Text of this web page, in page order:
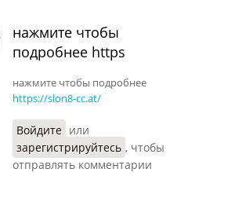
нажмите чтобы
подробнее https
нажмите чтобы подробнее
https://slon8-cc.at/
Войдите или
зарегистрируйтесь , чтобы
отправлять комментарии